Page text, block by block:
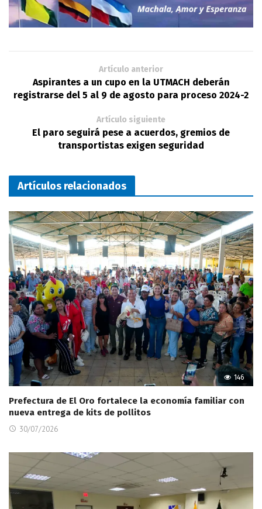
Artículo anterior
Aspirantes a un cupo en la UTMACH deberán
registrarse del 5 al 9 de agosto para proceso 2024-2
Artículo siguiente
El paro seguirá pese a acuerdos, gremios de
transportistas exigen seguridad
Artículos relacionados
146
Prefectura de El Oro fortalece la economía familiar con
nueva entrega de kits de pollitos
30/07/2026